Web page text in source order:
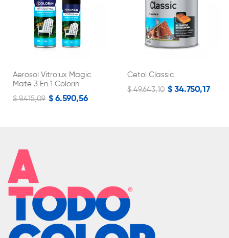
Aerosol Vitrolux Magic
Mate 3 En 1 Colorin
$ 9.415,09 $ 6.590,56
Cetol Classic
$ 49.643,10 $ 34.750,17